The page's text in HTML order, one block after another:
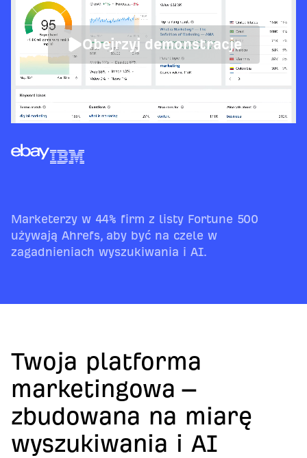
Obejrzyj demonstracje
Marketerzy w 44% firm z listy Fortune 500
używają Ahrefs, aby być na czele w
zagadnieniach wyszukiwania i AI.
Twoja platforma
marketingowa –
zbudowana na miarę
wyszukiwania i AI